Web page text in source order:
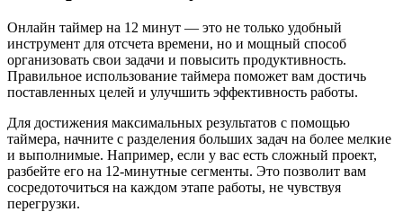
Онлайн таймер на 12 минут — это не только удобный
инструмент для отсчета времени, но и мощный способ
организовать свои задачи и повысить продуктивность.
Правильное использование таймера поможет вам достичь
поставленных целей и улучшить эффективность работы.
Для достижения максимальных результатов с помощью
таймера, начните с разделения больших задач на более мелкие
и выполнимые. Например, если у вас есть сложный проект,
разбейте его на 12-минутные сегменты. Это позволит вам
сосредоточиться на каждом этапе работы, не чувствуя
перегрузки.